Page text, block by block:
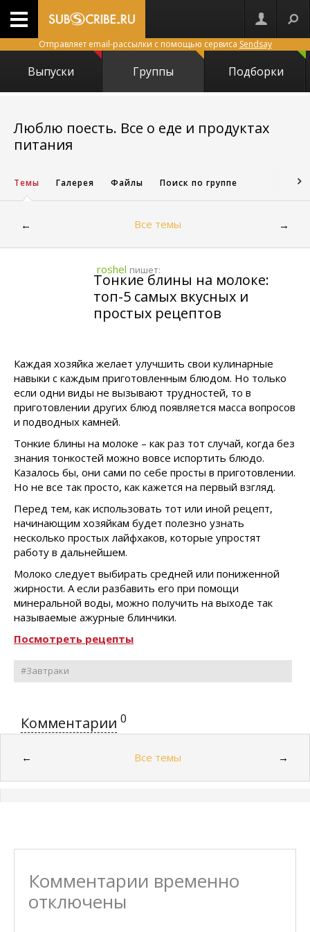
Отправляет email-рассылки с помощью сервиса Sendsay
Выпуски Группы Подборки
Люблю поесть. Все о еде и продуктах
питания
Темы Галерея Файлы Поиск по группе
← Все темы →
roshel пишет:
Тонкие блины на молоке:
топ-5 самых вкусных и
простых рецептов
Каждая хозяйка желает улучшить свои кулинарные
навыки с каждым приготовленным блюдом. Но только
если одни виды не вызывают трудностей, то в
приготовлении других блюд появляется масса вопросов
и подводных камней.
Тонкие блины на молоке – как раз тот случай, когда без
знания тонкостей можно вовсе испортить блюдо.
Казалось бы, они сами по себе просты в приготовлении.
Но не все так просто, как кажется на первый взгляд.
Перед тем, как использовать тот или иной рецепт,
начинающим хозяйкам будет полезно узнать
несколько простых лайфхаков, которые упростят
работу в дальнейшем.
Молоко следует выбирать средней или пониженной
жирности. А если разбавить его при помощи
минеральной воды, можно получить на выходе так
называемые ажурные блинчики.
Посмотреть рецепты
#Завтраки
Комментарии 0
← Все темы →
Комментарии временно
отключены